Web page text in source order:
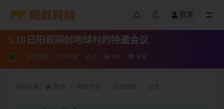
登录
5.18日阳叔网创地球村的特邀会议
会议回放 3年前 0 447 专属